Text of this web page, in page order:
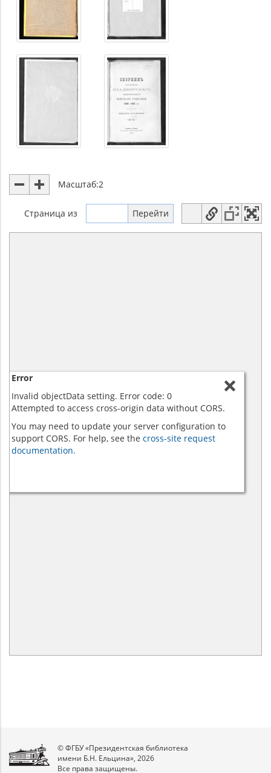
Масштаб:2
Страница из
Error
Invalid objectData setting. Error code: 0
Attempted to access cross-origin data without CORS.
You may need to update your server configuration to
support CORS. For help, see the cross-site request
documentation.
© ФГБУ «Президентская библиотека
имени Б.Н. Ельцина», 2026
Все права защищены.